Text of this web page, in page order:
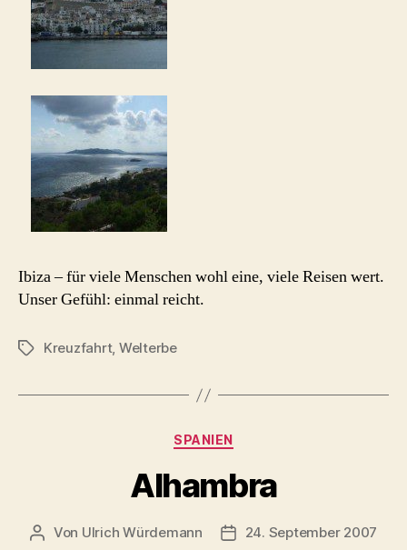
Ibiza – für viele Menschen wohl eine, viele Reisen wert.
Unser Gefühl: einmal reicht.
Schlagwörter
Kreuzfahrt, Welterbe
Kategorien
SPANIEN
Alhambra
Beitragsautor
Von Ulrich Würdemann Beitragsdatum
24. September 2007